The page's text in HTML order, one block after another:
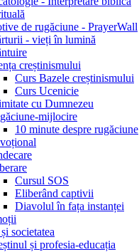
de rugăciune - PrayerWall
- vieți în lumină
creștinismului
Curs Bazele creștinismului
Curs Ucenicie
cu Dumnezeu
mijlocire
10 minute despre rugăciune
Cursul SOS
Eliberând captivii
Diavolul în fața instanței
societatea
și profesia-educația